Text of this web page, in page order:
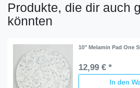
Produkte, die dir auch
könnten
10" Melamin Pad One
12,99 € *
In den